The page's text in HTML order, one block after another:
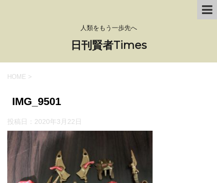
人類をもう一歩先へ
日刊賢者Times
HOME >
IMG_9501
投稿日： 2020年3月22日